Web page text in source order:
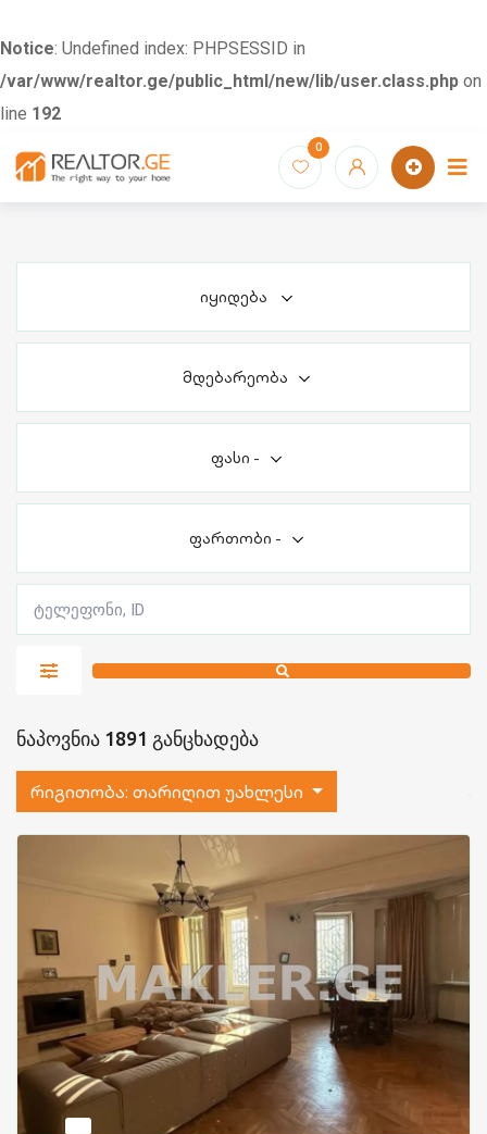
Notice: Undefined index: PHPSESSID in
/var/www/realtor.ge/public_html/new/lib/user.class.php on
line 192
0
იყიდება
მდებარეობა
ფასი -
ფართობი -
ნაპოვნია 1891 განცხადება
რიგითობა: თარიღით უახლესი